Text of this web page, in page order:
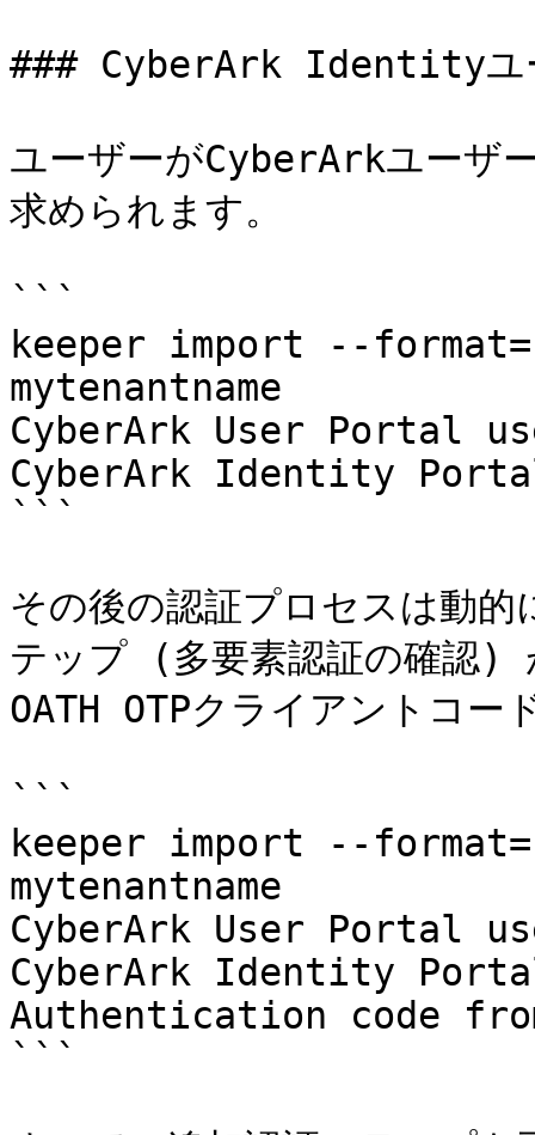
### CyberArk Identityユ
ユーザーがCyberArkユーザ
求められます。
```
keeper import --
mytenantname
CyberArk User Portal
CyberArk Identity
```
その後の認証プロセスは動
テップ (多要素認証の確認)
OATH OTPクライアントコー
```
keeper import --
mytenantname
CyberArk User Portal
CyberArk Identity
Authentication code
```